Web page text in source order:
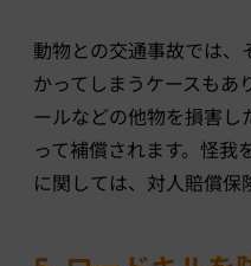
動物との交通事故では
かってしまうケースもあ
ールなどの他物を損害し
って補償されます。怪
に関しては、対人賠償保